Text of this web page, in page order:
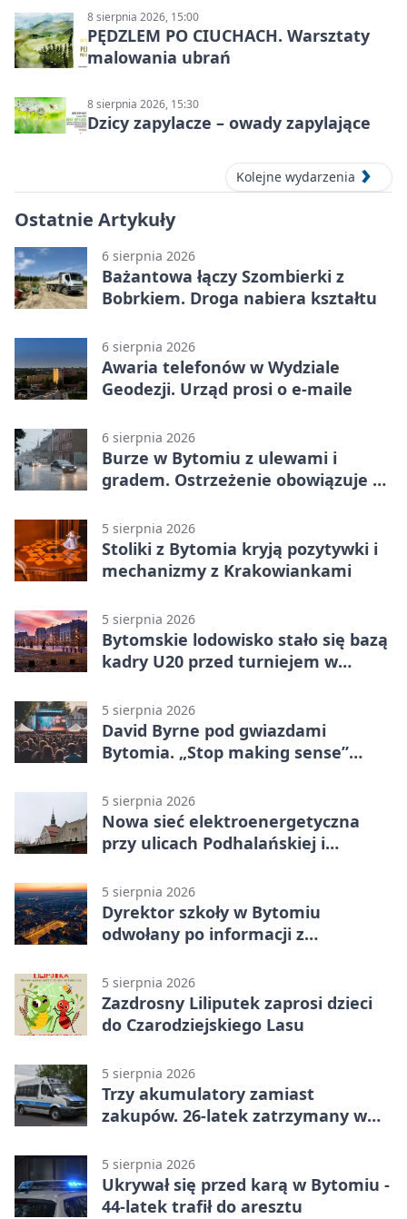
8 sierpnia 2026, 15:00
PĘDZLEM PO CIUCHACH. Warsztaty
malowania ubrań
8 sierpnia 2026, 15:30
Dzicy zapylacze – owady zapylające
Kolejne wydarzenia
Ostatnie Artykuły
6 sierpnia 2026
Bażantowa łączy Szombierki z
Bobrkiem. Droga nabiera kształtu
6 sierpnia 2026
Awaria telefonów w Wydziale
Geodezji. Urząd prosi o e-maile
6 sierpnia 2026
Burze w Bytomiu z ulewami i
gradem. Ostrzeżenie obowiązuje do
5 sierpnia 2026
Stoliki z Bytomia kryją pozytywki i
mechanizmy z Krakowiankami
5 sierpnia 2026
Bytomskie lodowisko stało się bazą
kadry U20 przed turniejem w
5 sierpnia 2026
David Byrne pod gwiazdami
Bytomia. „Stop making sense”
5 sierpnia 2026
Nowa sieć elektroenergetyczna
przy ulicach Podhalańskiej i
5 sierpnia 2026
Dyrektor szkoły w Bytomiu
odwołany po informacji z
5 sierpnia 2026
Zazdrosny Liliputek zaprosi dzieci
do Czarodziejskiego Lasu
5 sierpnia 2026
Trzy akumulatory zamiast
zakupów. 26-latek zatrzymany w
5 sierpnia 2026
Ukrywał się przed karą w Bytomiu -
44-latek trafił do aresztu